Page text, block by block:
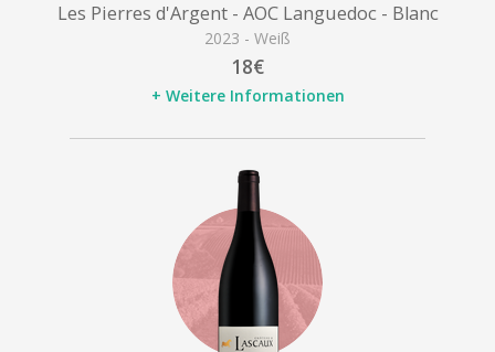
Les Pierres d'Argent - AOC Languedoc - Blanc
2023 - Weiß
18€
+ Weitere Informationen